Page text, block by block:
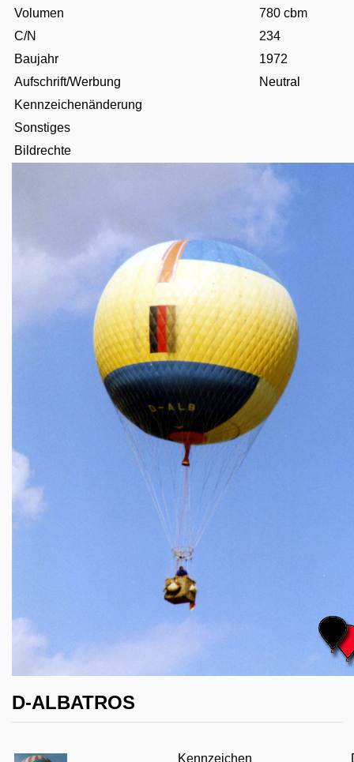
Volumen
780 cbm
C/N
234
Baujahr
1972
Aufschrift/Werbung
Neutral
Kennzeichenänderung
Sonstiges
Bildrechte
D-ALBATROS
Kennzeichen